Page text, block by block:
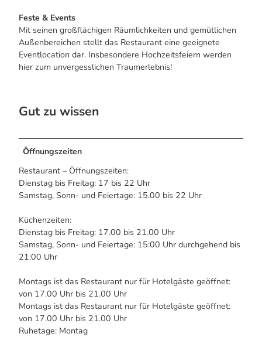
Feste & Events
Mit seinen großflächigen Räumlichkeiten und gemütlichen
Außenbereichen stellt das Restaurant eine geeignete
Eventlocation dar. Insbesondere Hochzeitsfeiern werden
hier zum unvergesslichen Traumerlebnis!
Gut zu wissen
Öffnungszeiten
Restaurant – Öffnungszeiten:
Dienstag bis Freitag: 17 bis 22 Uhr
Samstag, Sonn- und Feiertage: 15.00 bis 22 Uhr
Küchenzeiten:
Dienstag bis Freitag: 17.00 bis 21.00 Uhr
Samstag, Sonn- und Feiertage: 15:00 Uhr durchgehend bis
21:00 Uhr
Montags ist das Restaurant nur für Hotelgäste geöffnet:
von 17.00 Uhr bis 21.00 Uhr
Montags ist das Restaurant nur für Hotelgäste geöffnet:
von 17.00 Uhr bis 21.00 Uhr
Ruhetage: Montag